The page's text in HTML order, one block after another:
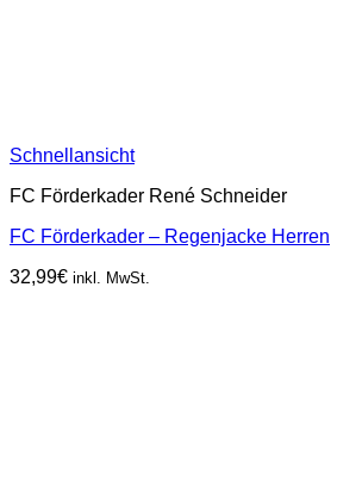
Schnellansicht
FC Förderkader René Schneider
FC Förderkader – Regenjacke Herren
32,99€ inkl. MwSt.